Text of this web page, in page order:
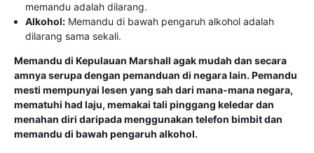
memandu adalah dilarang.
Alkohol: Memandu di bawah pengaruh alkohol adalah
dilarang sama sekali.
Memandu di Kepulauan Marshall agak mudah dan secara
amnya serupa dengan pemanduan di negara lain. Pemandu
mesti mempunyai lesen yang sah dari mana-mana negara,
mematuhi had laju, memakai tali pinggang keledar dan
menahan diri daripada menggunakan telefon bimbit dan
memandu di bawah pengaruh alkohol.